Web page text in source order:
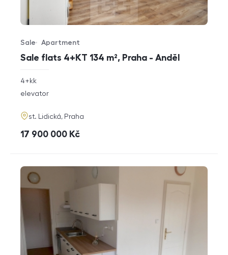
Sale flats 4+KT 134 m², Praha - Anděl
Offer type
Sale
Property type
Apartment
rozměry
disposition
4+kk
funkce
elevator
adresa
st. Lidická, Praha
cena
17 900 000 Kč